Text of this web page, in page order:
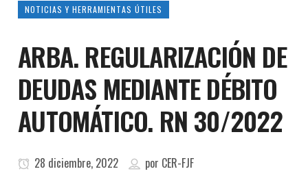
NOTICIAS Y HERRAMIENTAS ÚTILES
ARBA. REGULARIZACIÓN DE
DEUDAS MEDIANTE DÉBITO
AUTOMÁTICO. RN 30/2022
28 diciembre, 2022 por CER-FJF